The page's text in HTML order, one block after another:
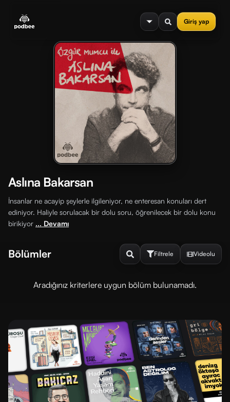
Giriş yap
menu
Aslına Bakarsan
İnsanlar ne acayip şeylerle ilgileniyor, ne enteresan konuları dert
ediniyor. Haliyle sorulacak bir dolu soru, öğrenilecek bir dolu konu
birikiyor ... Devamı
Bölümler Filtrele Videolu
Filtrele
DINLENME
DURUMU
Dinlenmedi
Dinlendi
Aradığınız kriterlere uygun bölüm bulunamadı.